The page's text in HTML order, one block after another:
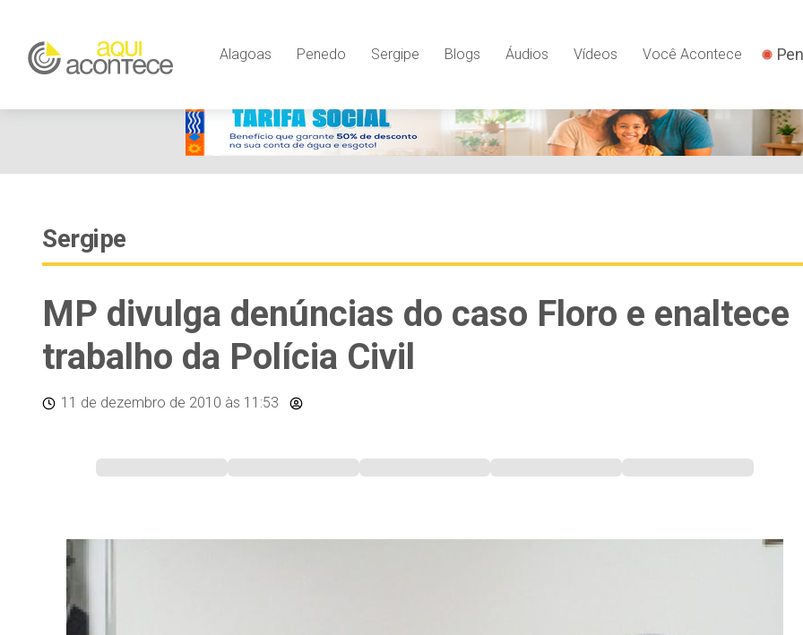
Alagoas Penedo Sergipe Blogs Áudios Vídeos Você Acontece
Sergipe
MP divulga denúncias do caso Floro e enaltece
trabalho da Polícia Civil
11 de dezembro de 2010 às 11:53